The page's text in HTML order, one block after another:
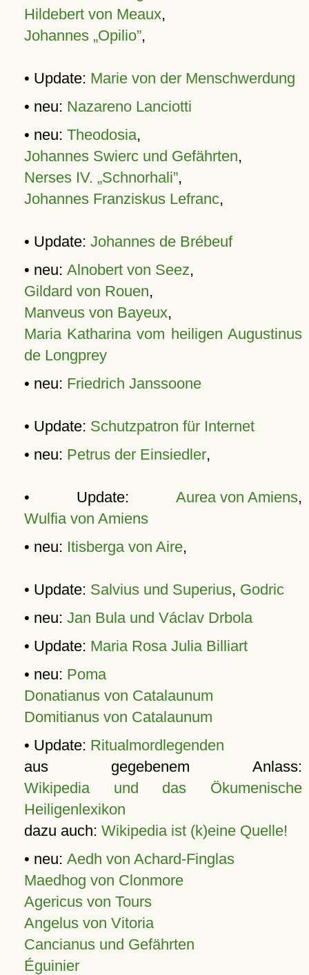
Hildebert von Meaux,
Johannes „Opilio”,
• Update: Marie von der Menschwerdung
• neu: Nazareno Lanciotti
• neu: Theodosia,
Johannes Swierc und Gefährten,
Nerses IV. „Schnorhali”,
Johannes Franziskus Lefranc,
• Update: Johannes de Brébeuf
• neu: Alnobert von Seez,
Gildard von Rouen,
Manveus von Bayeux,
Maria Katharina vom heiligen Augustinus
de Longprey
• neu: Friedrich Janssoone
• Update: Schutzpatron für Internet
• neu: Petrus der Einsiedler,
• Update: Aurea von Amiens,
Wulfia von Amiens
• neu: Itisberga von Aire,
• Update: Salvius und Superius, Godric
• neu: Jan Bula und Václav Drbola
• Update: Maria Rosa Julia Billiart
• neu: Poma
Donatianus von Catalaunum
Domitianus von Catalaunum
• Update: Ritualmordlegenden
aus gegebenem Anlass:
Wikipedia und das Ökumenische
Heiligenlexikon
dazu auch: Wikipedia ist (k)eine Quelle!
• neu: Aedh von Achard-Finglas
Maedhog von Clonmore
Agericus von Tours
Angelus von Vitoria
Cancianus und Gefährten
Éguinier